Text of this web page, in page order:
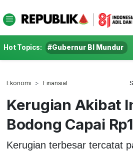
Hot Topics: #Gubernur BI Mundur
Ekonomi Finansial
Kerugian Akibat
Bodong Capai
Kerugian terbesar tercatat